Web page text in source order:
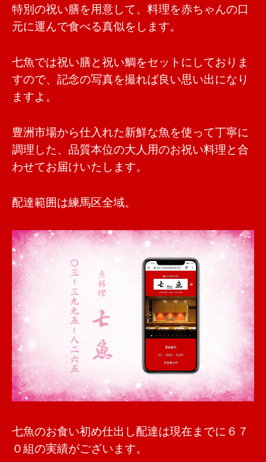
特別の祝い膳を用意して、料理を赤ちゃんの口
元に運んで食べる真似をします。
七魚では祝い膳と祝い鯛をセットにしておりま
すので、記念の写真を撮れば良い思い出になり
ますよ。
豊洲市場から仕入れた新鮮な魚を使って丁寧に
調理した、品質本位の大人用のお祝い料理と合
わせてお届けいたします。
配達範囲は練馬区全域。
七魚のお食い初め仕出し配達は現在までに６７
０組の実績がございます。